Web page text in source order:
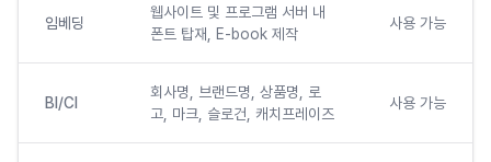
임베딩
웹사이트 및 프로그램 서버 내
폰트 탑재, E-book 제작
사용 가능
BI/CI
회사명, 브랜드명, 상품명, 로
고, 마크, 슬로건, 캐치프레이즈
사용 가능